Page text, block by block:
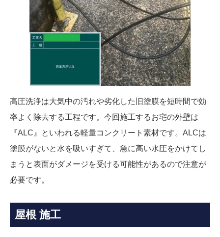
高圧洗浄は大気中の汚れや劣化した旧塗膜を短時間で効
率よく除去する工程です。今回施工するお宅の外壁は
『ALC』といわれる軽量コンクリート素材です。ALCは
塗膜がないと水を吸いすぎて、急に高い水圧をかけてし
まうと表面がダメージを受ける可能性があるので注意が
必要です。
屋根 施工